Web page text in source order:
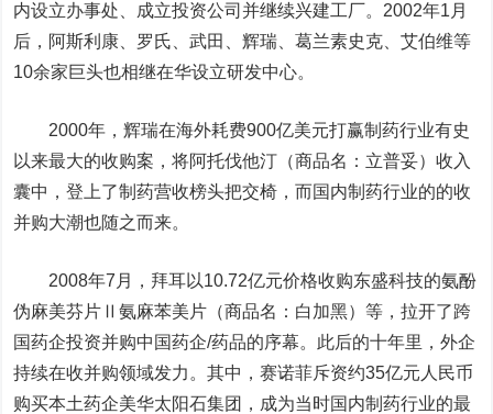
内设立办事处、成立投资公司并继续兴建工厂。2002年1月
后，阿斯利康、罗氏、武田、辉瑞、葛兰素史克、艾伯维等
10余家巨头也相继在华设立研发中心。
2000年，辉瑞在海外耗费900亿美元打赢制药行业有史
以来最大的收购案，将阿托伐他汀（商品名：立普妥）收入
囊中，登上了制药营收榜头把交椅，而国内制药行业的的收
并购大潮也随之而来。
2008年7月，拜耳以10.72亿元价格收购东盛科技的氨酚
伪麻美芬片Ⅱ氨麻苯美片（商品名：白加黑）等，拉开了跨
国药企投资并购中国药企/药品的序幕。此后的十年里，外企
持续在收并购领域发力。其中，赛诺菲斥资约35亿元人民币
购买本土药企美华太阳石集团，成为当时国内制药行业的最